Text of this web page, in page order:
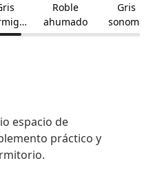
n
Roble
ahumado
Gris
sonoma
espacio de
práctico y